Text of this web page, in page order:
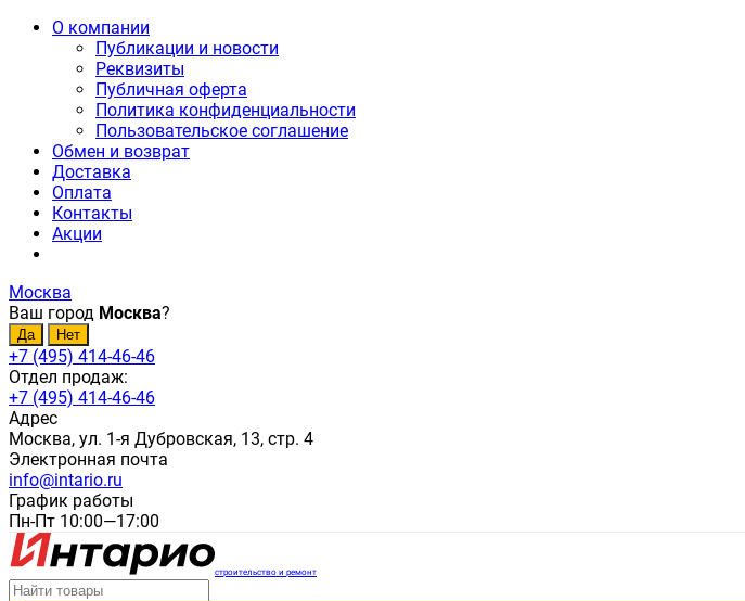
О компании
Публикации и новости
Реквизиты
Публичная оферта
Политика конфиденциальности
Пользовательское соглашение
Обмен и возврат
Доставка
Оплата
Контакты
Акции
Москва
Ваш город Москва?
+7 (495) 414-46-46
Отдел продаж:
+7 (495) 414-46-46
Адрес
Москва, ул. 1-я Дубровская, 13, стр. 4
Электронная почта
info@intario.ru
График работы
Пн-Пт 10:00—17:00
строительство и ремонт